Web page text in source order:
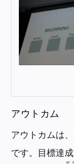
アウトカム
アウトカムは
です。目標達